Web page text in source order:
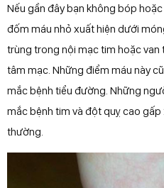
Nếu gần đây bạn không bóp
đốm máu nhỏ xuất hiện dưới
trùng trong nội mạc tim hoặc van
tâm mạc. Những điểm máu này
mắc bệnh tiểu đường. Những
mắc bệnh tim và đột quỵ cao
thường.